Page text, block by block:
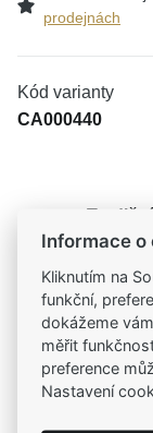
prodejnách
Kód varianty
CA000440
Tradiční
Už od
Široký
Na
Informace o
Kliknutím na
funkční,
dokážeme
měřit
preference
Nastavení